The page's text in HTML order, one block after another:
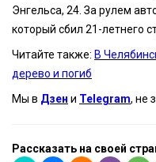
Энгельса, 24. За рулем
который сбил 21-летнего
Читайте также: В
дерево и погиб
Мы в Дзен и Telegram, не
Рассказать на своей